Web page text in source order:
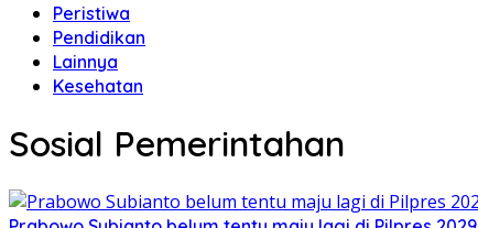
Peristiwa
Pendidikan
Lainnya
Kesehatan
Sosial Pemerintahan